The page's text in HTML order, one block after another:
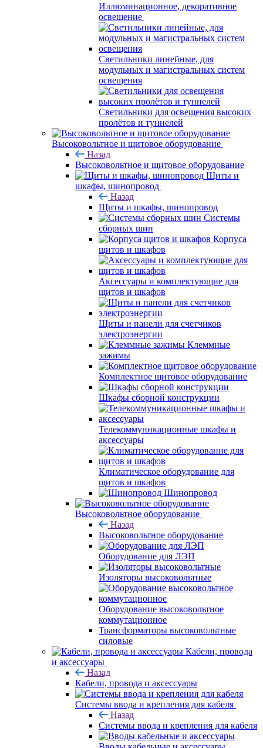
Иллюминационное, декоративное
освещение
Светильники линейные, для
модульных и магистральных систем
освещения
Светильники для освещения высоких
пролётов и туннелей
Высоковольтное и щитовое оборудование
Назад
Высоковольтное и щитовое оборудование
Щиты и
шкафы, шинопровод
Назад
Щиты и шкафы, шинопровод
Системы
сборных шин
Корпуса
щитов и шкафов
Аксессуары и комплектующие для
щитов и шкафов
Щиты и панели для счетчиков
электроэнергии
Клеммные
зажимы
Комплектное щитовое оборудование
Шкафы сборной конструкции
Телекоммуникационные шкафы и
аксессуары
Климатическое оборудование для
щитов и шкафов
Шинопровод
Высоковольтное оборудование
Назад
Высоковольтное оборудование
Оборудование для ЛЭП
Изоляторы высоковольтные
Оборудование высоковольтное
коммутационное
Трансформаторы высоковольтные
силовые
Кабели, провода
и аксессуары
Назад
Кабели, провода и аксессуары
Системы ввода и крепления для кабеля
Назад
Системы ввода и крепления для кабеля